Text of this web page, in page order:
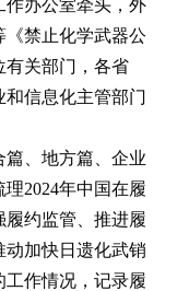
作办公室牵头，外
《禁止化学武器公
有关部门，各省
和信息化主管部门
篇、地方篇、企业
2024年中国在履
约监管、推进履
加快日遗化武销
工作情况，记录履